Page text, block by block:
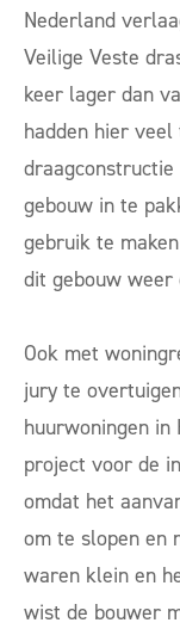
Nederland
Veilige Veste
keer lager dan
hadden hier
gebouw in te
gebruik te
dit gebouw weer
Ook met
jury te
huurwoningen in
project voor de
omdat het
om te slopen en
waren klein en
wist de bouwer